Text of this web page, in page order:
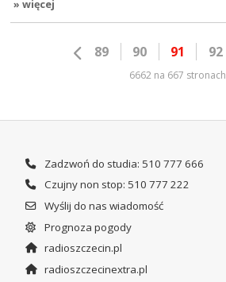
» więcej
89 90 91 92
6662 na 667 stronach
Zadzwoń do studia: 510 777 666
Czujny non stop: 510 777 222
Wyślij do nas wiadomość
Prognoza pogody
radioszczecin.pl
radioszczecinextra.pl